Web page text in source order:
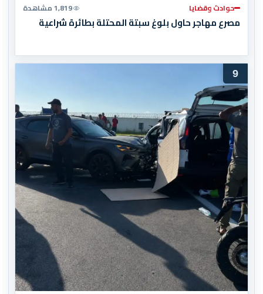
حوادث وقضايا 1,819 مشاهدة
مصرع مهاجر حاول بلوغ سبتة المحتلة بطائرة شراعية
9